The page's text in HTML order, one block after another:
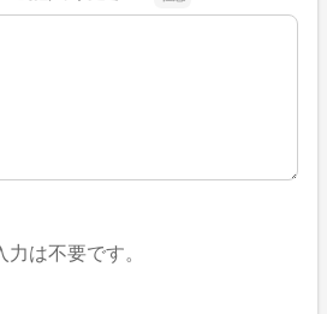
改善すべき点や要望などがござい
は不要です。